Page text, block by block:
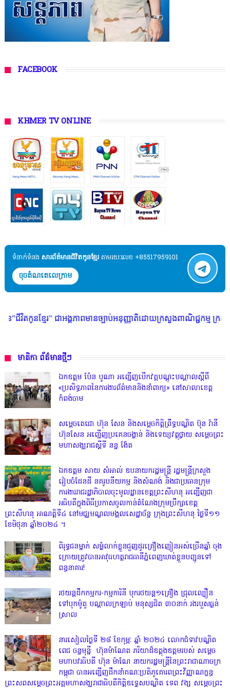
FACEBOOK
KHMER TV ONLINE
ទំនាក់ទំនង​​ សារព័ត៌មានជីវិតកូនខ្មែរ តាមរយៈលេខ +85517959101
ចុចតំណតេលេក្រាម
ាអង្គភាពមានច្បាប់អនុញ្ញាតិដោយក្រសួងពាណិជ្ជកម្ម ក្រសួងការងារ ក្រសួង
មាតិកា ព័ត៌មានថ្មីៗ
ឯកឧត្តម ប៉ែន បូណា អញ្ជើញបើកវគ្គបណ្តុះបណ្តាលស្តីពី
«ប្រសិទ្ធភាពនៃការងារព័ត៌មាននិងនាំពាក្យ» នៅសាលាខេត្ត
កំពង់ចាម
សម្តេចតេជោ ហ៊ុន សែន និងសម្ដេចកិត្តិព្រឹទ្ធបណ្ឌិត ប៊ុន រ៉ានី
ហ៊ុនសែន អញ្ជើញប្រគេនចង្ហាន់ និងទេយ្យវត្ថុថ្វាយ សម្តេចព្រះ
មហាសង្ឃរាជស្តីទី នន្ទ ង៉ែត
ឯកឧត្តម សាយ សំអាល់ ឧបនាយករដ្ឋមន្ត្រី រដ្ឋមន្ត្រីក្រសួង
រៀបចំដែនដី នគរូបនីយកម្ម និងសំណង់ និងជាប្រធានក្រុម
ការងាររាជរដ្ឋាភិបាលចុះមូលដ្ឋានខេត្តព្រះសីហនុ អញ្ជើញជា
អធិបតីក្នុងពិធីប្រកាសចូលកាន់តំណែងក្រុមប្រឹក្សាខេត្ត
ព្រះសីហនុ អាណត្តិទី៤ នៅមជ្ឈមណ្ឌលមង្គលសេដ្ឋាច័ន្ទ ក្រុងព្រះសីហនុ ថ្ងៃទី១១
ខែមិថុនា ឆ្នាំ២០២៤ ។
ពិរុទ្ធ​ជនម្នាក់ សម្ងំលាក់ខ្លួនជួញដូរគ្រឿងញៀនអស់ច្រើនឆ្នាំ ចុង
ក្រោយត្រូវបានអាវុធហត្ថរាជធានីភ្នំពេញឃាត់ខ្លួនបញ្ជូនទៅ
ពន្ធនាគារ!
រថយន្តដឹកកម្មករ-កម្មការិនី បុករថយន្ត១គ្រឿង ជ្រុលល្បឿន
ទៅបុកម៉ូតូ បណ្តាលក្រឡាប់ មនុស្សជិត ៣០នាក់ រងរបួសធ្ងន់
ស្រាល
នារសៀលថ្ងៃទី ២៨ ខែកុម្ភៈ ឆ្នាំ ២០២៤ លោកជំទាវបណ្ឌិត
ពេជ ចន្ទមុន្នី ហ៊ុនម៉ាណែត ភរិយាដ៏ឧត្តុងឧត្តមរបស់ សម្តេច
មហាបវរធិបតី ហ៊ុន ម៉ាណែ នាយករដ្ឋមន្រ្តីនៃព្រះរាជាណាចក្រ
កម្ពុជា បានអញ្ជើញដឹកនាំគណៈប្រតិភូគោរពព្រះវិញ្ញាណក្ខន្ធ
ព្រះសពសម្តេចព្រះអគ្គមហាសង្ឃរាជាធិបតីកិត្តិឧទ្ទេសបណ្ឌិត ទេព វង្ស សម្តេចព្រះ